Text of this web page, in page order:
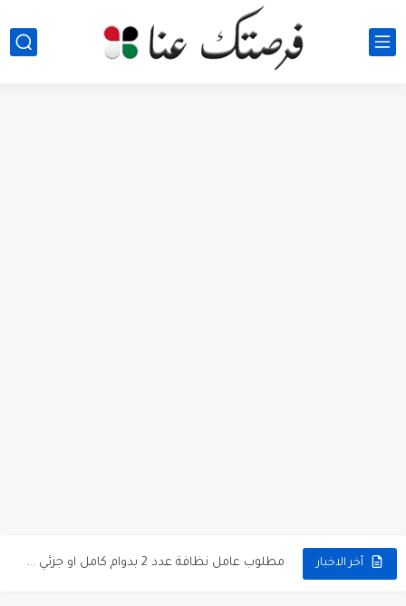
أخر الاخبار مطلوب عامل نظافة عدد 2 بدوام كامل او جزئي في...